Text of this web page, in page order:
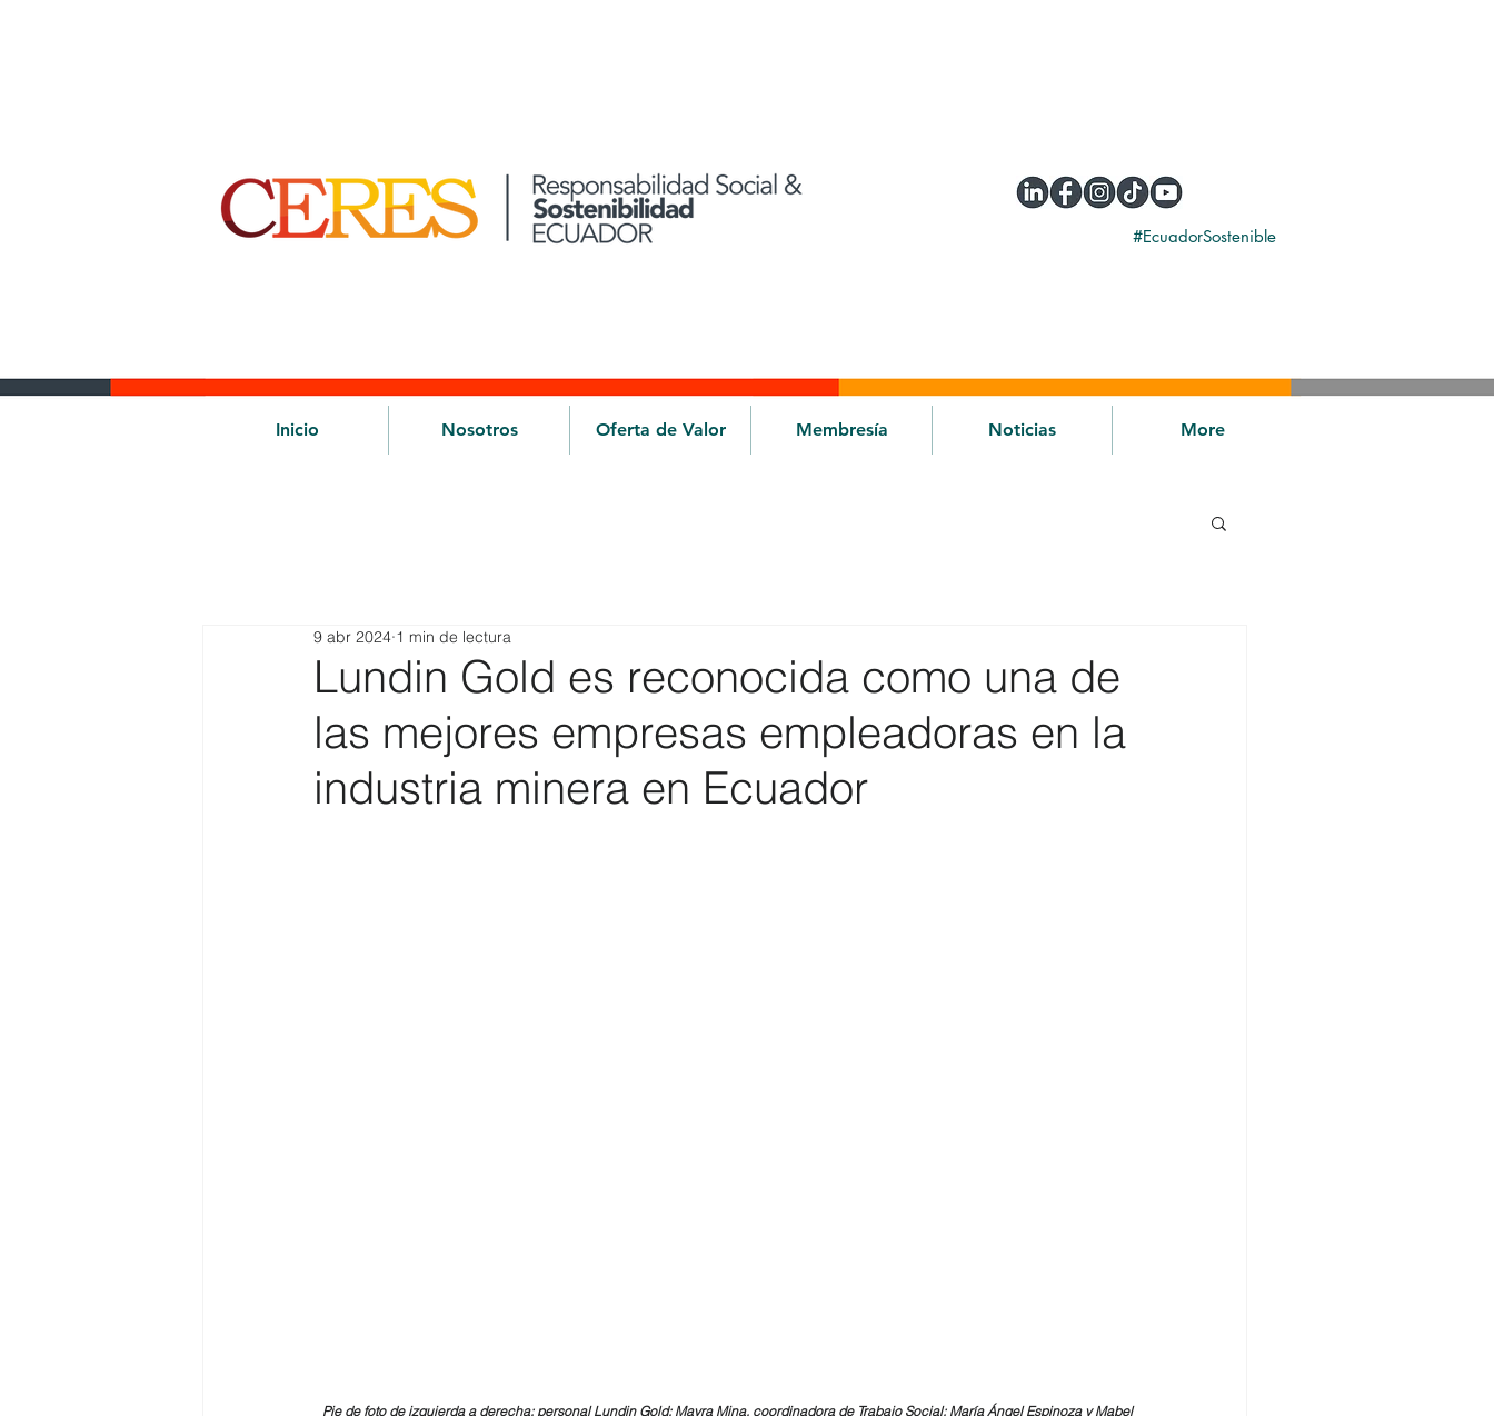
#EcuadorSostenible
Inicio Nosotros Oferta de Valor Membresía Noticias More
Lundin Gold es reconocida como una de
las mejores empresas empleadoras en la
industria minera en Ecuador
9 abr 2024 1 min de lectura
Pie de foto de izquierda a derecha: personal Lundin Gold: Mayra Mina, coordinadora de Trabajo Social; María Ángel Espinoza y Mabel